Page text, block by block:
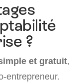
?
et gratuit,
entrepreneur.